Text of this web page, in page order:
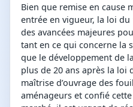
Bien que remise en cause
entrée en vigueur, la loi du
des avancées majeures
tant en ce qui concerne la
que le développement de
plus de 20 ans après la loi
maîtrise d’ouvrage des
aménageurs et confié